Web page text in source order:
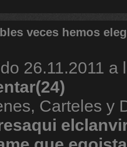
veces hemos
26.11.2011 a
Carteles y